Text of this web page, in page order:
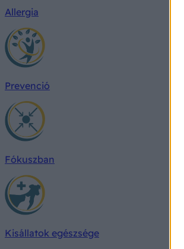
Allergia
Prevenció
Fókuszban
Kisállatok egészsége